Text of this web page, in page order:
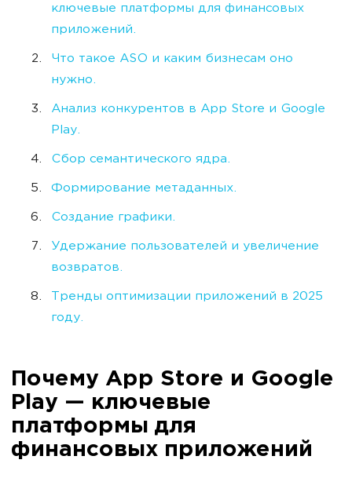
ключевые платформы для финансовых
приложений.
Что такое ASO и каким бизнесам оно
нужно.
Анализ конкурентов в App Store и Google
Play.
Сбор семантического ядра.
Формирование метаданных.
Создание графики.
Удержание пользователей и увеличение
возвратов.
Тренды оптимизации приложений в 2025
году.
Почему App Store и Google
Play — ключевые
платформы для
финансовых приложений